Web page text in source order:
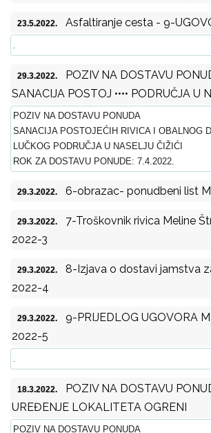
23.5.2022. Asfaltiranje cesta - 9-
29.3.2022.
POZIV NA DOSTAVU
SANACIJA POSTOJ •••• PODRUČJA U
POZIV NA DOSTAVU PONUDA
SANACIJA POSTOJEĆIH RIVICA I OBALNOG
LUČKOG PODRUČJA U NASELJU ČIŽIĆI
ROK ZA DOSTAVU PONUDE: 7.4.2022.
29.3.2022. 6-obrazac- ponudbeni list
29.3.2022.
7-Troškovnik rivica Meline
2022-3
29.3.2022.
8-Izjava o dostavi jamstva
2022-4
29.3.2022.
9-PRIJEDLOG UGOVORA
2022-5
18.3.2022.
POZIV NA DOSTAVU
UREĐENJE LOKALITETA OGRENI
POZIV NA DOSTAVU PONUDA